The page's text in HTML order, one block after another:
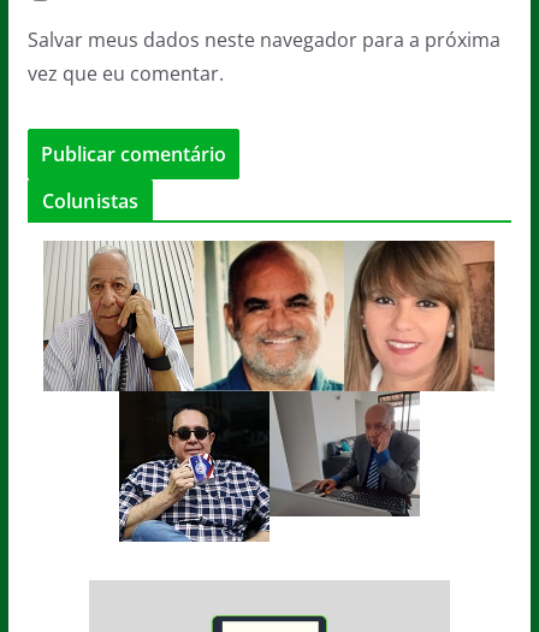
Salvar meus dados neste navegador para a próxima
vez que eu comentar.
Colunistas